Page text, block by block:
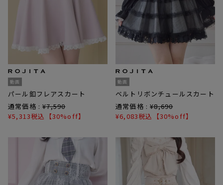
動画
パール釦フレアスカート
通常価格 : ¥7,590
¥5,313税込 【30%off】
動画
ベルトリボンチュールスカート
通常価格 : ¥8,690
¥6,083税込 【30%off】